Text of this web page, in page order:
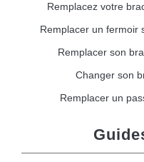
Remplacez votre
Remplacer un fermoir
Remplacer son
Changer son
Remplacer un